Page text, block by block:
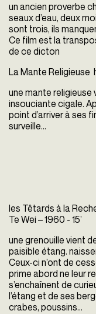
un ancien proverbe
seaux d’eau, deux
sont trois, ils
Ce film est la
de ce dicton
La Mante Religieuse
une mante
insouciante cigale.
point d’arriver à ses
surveille...
les Têtards à la
Te Wei – 1960 - 15’
une grenouille vient
paisible étang.
Ceux-ci n’ont de
prime abord ne leur
s’enchaînent de
l’étang et de ses
crabes, poussins...